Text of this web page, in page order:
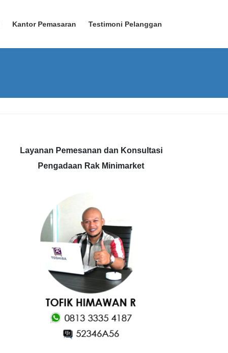
Kantor Pemasaran Testimoni Pelanggan
Layanan Pemesanan dan Konsultasi
Pengadaan Rak Minimarket